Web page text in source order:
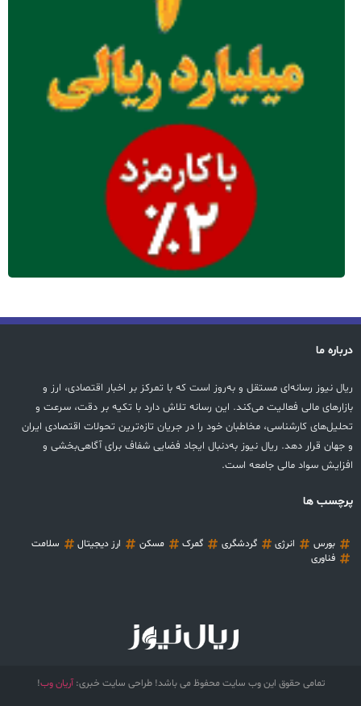
درباره ما
ریال نیوز رسانه‌ای مستقل و به‌روز است که با تمرکز بر اخبار اقتصادی، ارز و
بازارهای مالی فعالیت می‌کند. این رسانه تلاش دارد با تکیه بر دقت، سرعت و
تحلیل‌های کارشناسی، مخاطبان خود را در جریان تازه‌ترین تحولات اقتصادی ایران
و جهان قرار دهد. ریال نیوز به‌دنبال ایجاد فضایی شفاف برای آگاهی‌بخشی و
افزایش سواد مالی جامعه است.
پرچسب ها
بورس انرژی گردشگری گمرک مسکن ارز دیجیتال
سلامت
فناوری
تمامی حقوق این وب سایت محفوظ می باشد! طراحی سایت خبری:آریان وب!